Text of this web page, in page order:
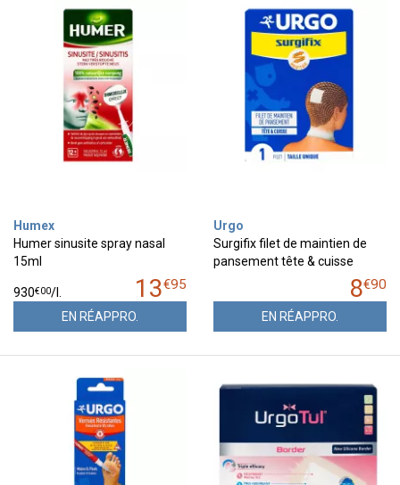
Humex
Humer sinusite spray nasal
15ml
13€95
930€00/
EN RÉAPPRO.
Urgo
Surgifix filet de maintien de
pansement tête & cuisse
8€90
EN RÉAPPRO.